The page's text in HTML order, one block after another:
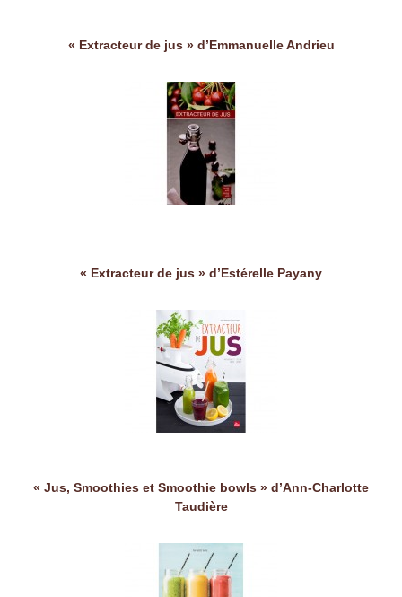
« Extracteur de jus » d’Emmanuelle Andrieu
« Extracteur de jus » d’Estérelle Payany
« Jus, Smoothies et Smoothie bowls » d’Ann-Charlotte
Taudière